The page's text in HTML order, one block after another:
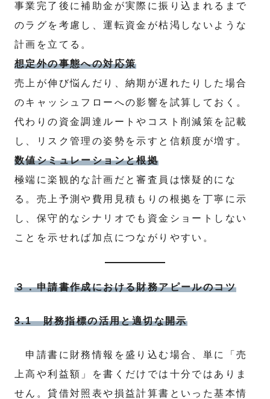
事業完了後に補助金が実際に振り込まれるまで
のラグを考慮し、運転資金が枯渇しないような
計画を立てる。
想定外の事態への対応策
売上が伸び悩んだり、納期が遅れたりした場合
のキャッシュフローへの影響を試算しておく。
代わりの資金調達ルートやコスト削減策を記載
し、リスク管理の姿勢を示すと信頼度が増す。
数値シミュレーションと根拠
極端に楽観的な計画だと審査員は懐疑的にな
る。売上予測や費用見積もりの根拠を丁寧に示
し、保守的なシナリオでも資金ショートしない
ことを示せれば加点につながりやすい。
３．申請書作成における財務アピールのコツ
3.1 財務指標の活用と適切な開示
申請書に財務情報を盛り込む場合、単に「売
上高や利益額」を書くだけでは十分ではありま
せん。貸借対照表や損益計算書といった基本情